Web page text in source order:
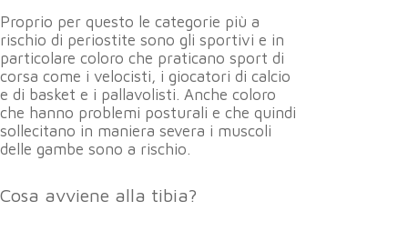
Proprio per questo le categorie più a
rischio di periostite sono gli sportivi e in
particolare coloro che praticano sport di
corsa come i velocisti, i giocatori di calcio
e di basket e i pallavolisti. Anche coloro
che hanno problemi posturali e che quindi
sollecitano in maniera severa i muscoli
delle gambe sono a rischio.
Cosa avviene alla tibia?